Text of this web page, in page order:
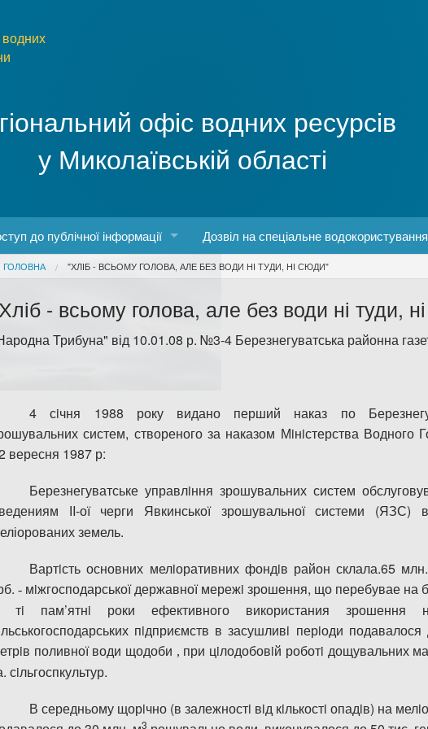
офіс водних ресурсів
у Миколаївській області
до публічної інформації
про доступ до публічної інформації
роботу з інформаційними запитами
та порядок запиту
Дозвіл на спеціальне водокористування
are here
ГОЛОВНА "ХЛІБ - ВСЬОМУ ГОЛОВА, АЛЕ БЕЗ ВОДИ НІ ТУДИ, НІ СЮДИ"
- всьому голова, але без води ні туди,
Трибуна" від 10.01.08 р. №3-4 Березнегуватська районна
4 сiчня 1988 року видано перший наказ по
систем, створеного за наказом Мiнiстерства Водного
вересня 1987 р:
Березнегуватське управлiннязрошувальних систем
ІI-оїчерги Явкинськоїзрошувальноїсистеми (ЯЗС)
земель.
Вартiсть основних мелiоративних фондiв районсклала.65
- мiжгосподарськоїдержавноїмережi зрошення, що перебувае на
тi пам’ятнi роки ефективного використания зрошення
пiдприємств в засушливi перiоди подавалося
поливноїводи щодоби , при цiлодобовiй роботi дощувальних
сiльгоспкультур.
В середньому щорiчно (в залежностi вiд кiлькостi опадiв) на
3